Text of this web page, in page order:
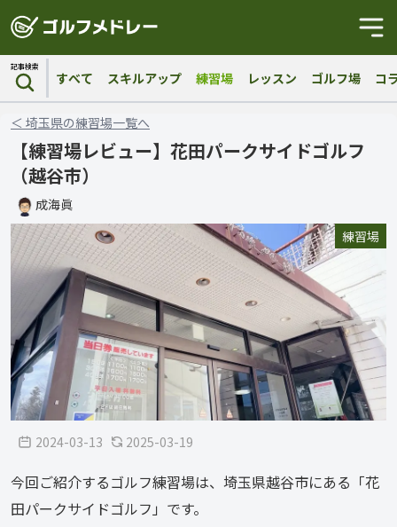
記事検索
すべて スキルアップ 練習場 レッスン ゴルフ場 コ
＜ 埼玉県の練習場一覧へ
【練習場レビュー】花田パークサイドゴルフ
（越谷市）
成海眞
練習場
2024-03-13 2025-03-19
今回ご紹介するゴルフ練習場は、埼玉県越谷市にある「花
田パークサイドゴルフ」です。